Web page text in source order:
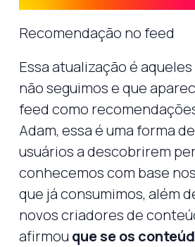
Recomendação no feed
Essa atualização é
não seguimos e que
feed como
Adam, essa é uma forma
usuários a descobrirem
conhecemos com base
que já consumimos, além
novos criadores de
afirmou que se os